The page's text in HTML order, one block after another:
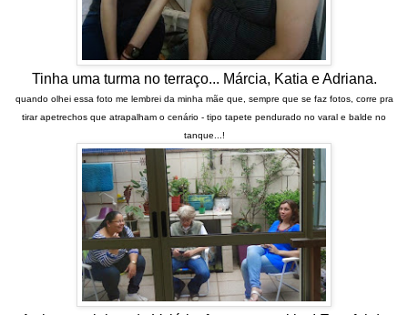
Tinha uma turma no terraço... Márcia, Katia e Adriana.
quando olhei essa foto me lembrei da minha mãe que, sempre que se faz fotos, corre pra
tirar apetrechos que atrapalham o cenário - tipo tapete pendurado no varal e balde no
tanque...!